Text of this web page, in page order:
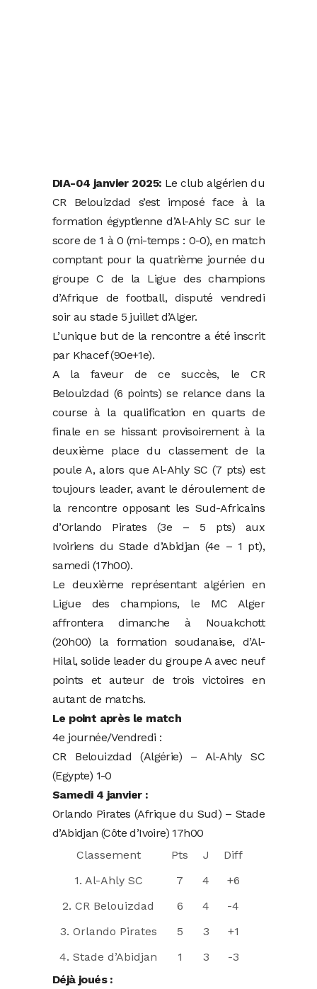
DIA-04 janvier 2025: Le club algérien du
CR Belouizdad s’est imposé face à la
formation égyptienne d’Al-Ahly SC sur le
score de 1 à 0 (mi-temps : 0-0), en match
comptant pour la quatrième journée du
groupe C de la Ligue des champions
d’Afrique de football, disputé vendredi
soir au stade 5 juillet d’Alger.
L’unique but de la rencontre a été inscrit
par Khacef (90e+1e).
A la faveur de ce succès, le CR
Belouizdad (6 points) se relance dans la
course à la qualification en quarts de
finale en se hissant provisoirement à la
deuxième place du classement de la
poule A, alors que Al-Ahly SC (7 pts) est
toujours leader, avant le déroulement de
la rencontre opposant les Sud-Africains
d’Orlando Pirates (3e – 5 pts) aux
Ivoiriens du Stade d’Abidjan (4e – 1 pt),
samedi (17h00).
Le deuxième représentant algérien en
Ligue des champions, le MC Alger
affrontera dimanche à Nouakchott
(20h00) la formation soudanaise, d’Al-
Hilal, solide leader du groupe A avec neuf
points et auteur de trois victoires en
autant de matchs.
Le point après le match
4e journée/Vendredi :
CR Belouizdad (Algérie) – Al-Ahly SC
(Egypte) 1-0
Samedi 4 janvier :
Orlando Pirates (Afrique du Sud) – Stade
d’Abidjan (Côte d’Ivoire) 17h00
Classement
Pts J
Diff
1. Al-Ahly SC
7 4
+6
2. CR Belouizdad
6 4
-4
3. Orlando Pirates
5 3
+1
4. Stade d’Abidjan
1 3
-3
Déjà joués :